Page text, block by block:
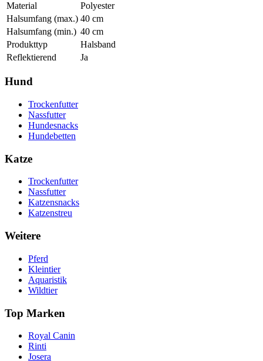
Material
Polyester
Halsumfang (max.) 40 cm
Halsumfang (min.) 40 cm
Produkttyp
Halsband
Reflektierend
Ja
Hund
Trockenfutter
Nassfutter
Hundesnacks
Hundebetten
Katze
Trockenfutter
Nassfutter
Katzensnacks
Katzenstreu
Weitere
Pferd
Kleintier
Aquaristik
Wildtier
Top Marken
Royal Canin
Rinti
Josera